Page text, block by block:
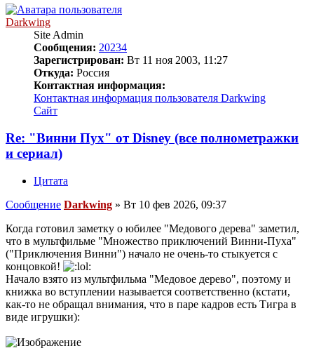
Darkwing
Site Admin
Сообщения: 20234
Зарегистрирован: Вт 11 ноя 2003, 11:27
Откуда: Россия
Контактная информация:
Контактная информация пользователя Darkwing
Сайт
Re: "Винни Пух" от Disney (все полнометражки
и сериал)
Цитата
Сообщение Darkwing » Вт 10 фев 2026, 09:37
Когда готовил заметку о юбилее "Медового дерева" заметил,
что в мультфильме "Множество приключений Винни-Пуха"
("Приключения Винни") начало не очень-то стыкуется с
концовкой!
Начало взято из мультфильма "Медовое дерево", поэтому и
книжка во вступлении называется соответственно (кстати,
как-то не обращал внимания, что в паре кадров есть Тигра в
виде игрушки):